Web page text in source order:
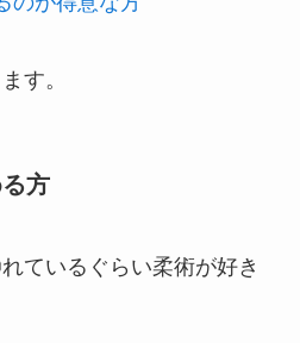
す。
方
ているぐらい柔術が好き